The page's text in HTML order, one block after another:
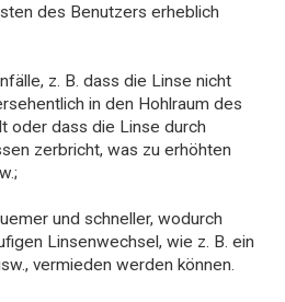
des Benutzers erheblich
z. B. dass die Linse nicht
in den Hohlraum des
oder dass die Linse durch
zerbricht, was zu erhöhten
und schneller, wodurch
Linsenwechsel, wie z. B. ein
vermieden werden können.